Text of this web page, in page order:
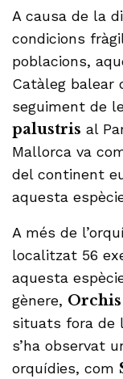
A causa de la
condicions
poblacions,
Catàleg balear
seguiment de
palustris al
Mallorca va
del continent
aquesta
A més de
localitzat 56
aquesta
gènere,
situats fora de
s’ha observat
orquídies, com